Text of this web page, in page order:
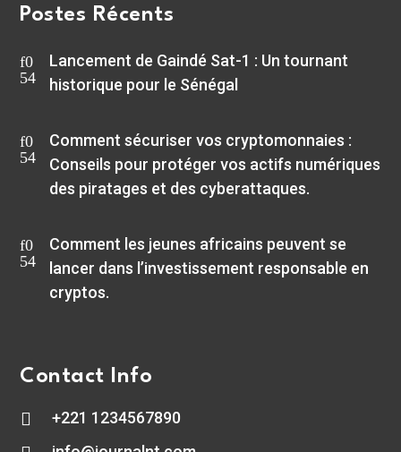
Postes Récents
Lancement de Gaindé Sat-1 : Un tournant
historique pour le Sénégal
Comment sécuriser vos cryptomonnaies :
Conseils pour protéger vos actifs numériques
des piratages et des cyberattaques.
Comment les jeunes africains peuvent se
lancer dans l’investissement responsable en
cryptos.
Contact Info
 +221 1234567890